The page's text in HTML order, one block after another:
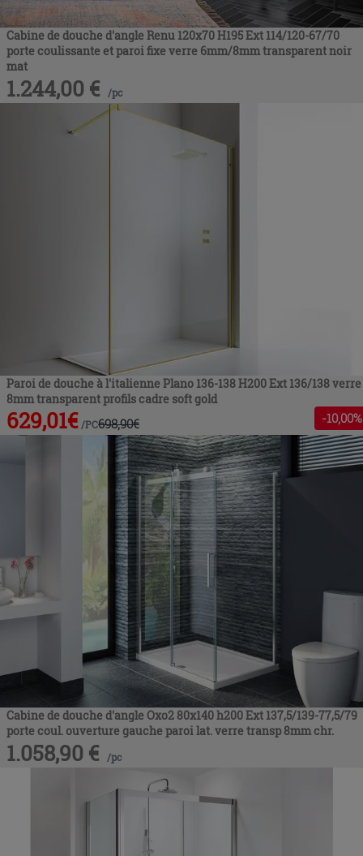
Cabine de douche d'angle Renu 120x70 H195 Ext 114/120-67/70
porte coulissante et paroi fixe verre 6mm/8mm transparent noir
mat
1.244,00 € /pc
Paroi de douche à l'italienne Plano 136-138 H200 Ext 136/138 verre
8mm transparent profils cadre soft gold
629,01€ /PC698,90€ -10,00%
Cabine de douche d'angle Oxo2 80x140 h200 Ext 137,5/139-77,5/79
porte coul. ouverture gauche paroi lat. verre transp 8mm chr.
1.058,90 € /pc